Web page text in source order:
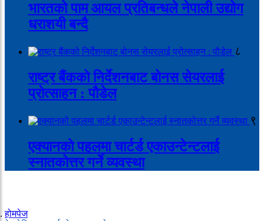
भारतको पाम आयल प्रतिबन्धले नेपाली उद्योग
धराशयी बन्दै
८
राष्ट्र बैंकको निर्देशनबाट बोनस सेयरलाई
प्रोत्साहन : पौडेल
९
एक्यानको पहलमा चार्टर्ड एकाउन्टेन्टलाई
स्नातकोत्तर गर्ने व्यवस्था
होमपेज